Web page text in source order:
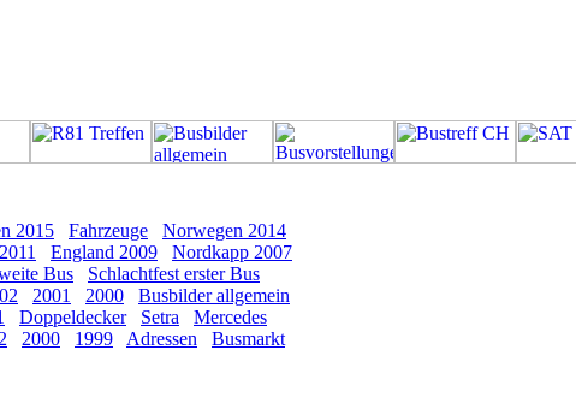
2015 Fahrzeuge
Norwegen 2014
England 2009
Nordkapp 2007
Bus
Schlachtfest erster Bus
2001 2000
Busbilder allgemein
Doppeldecker Setra
Mercedes
2000 1999 Adressen
Busmarkt